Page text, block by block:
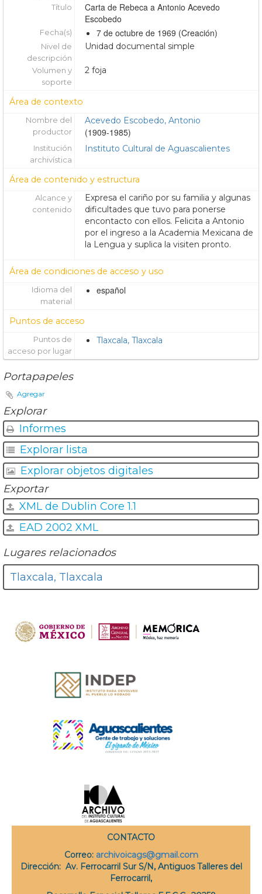
Título
Carta de Rebeca a Antonio Acevedo
Escobedo
Fecha(s) 7 de octubre de 1969 (Creación)
Nivel de
descripción
Unidad documental simple
Volumen y
soporte
2 foja
Área de contexto
Nombre del
productor
Acevedo Escobedo, Antonio
(1909-1985)
Institución
archivística
Instituto Cultural de Aguascalientes
Área de contenido y estructura
Alcance y
contenido
Expresa el cariño por su familia y algunas
dificultades que tuvo para ponerse
encontacto con ellos. Felicita a Antonio
por el ingreso a la Academia Mexicana de
la Lengua y suplica la visiten pronto.
Área de condiciones de acceso y uso
Idioma del
material
español
Puntos de acceso
Puntos de
acceso por lugar
Tlaxcala, Tlaxcala
Portapapeles
Agregar
Explorar
Informes
Explorar lista
Explorar objetos digitales
Exportar
XML de Dublin Core 1.1
EAD 2002 XML
Lugares relacionados
Tlaxcala, Tlaxcala
CONTACTO
Correo: archivoicags@gmail.com
Dirección: Av. Ferrocarril Sur S/N, Antiguos Talleres del
Ferrocarril,